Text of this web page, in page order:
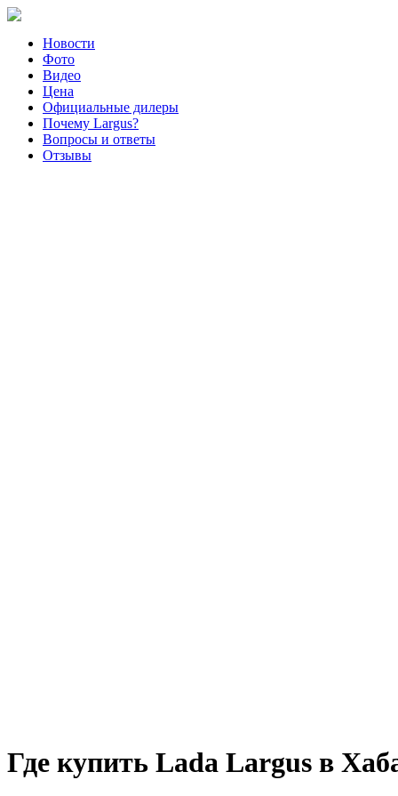
Новости
Фото
Видео
Цена
Официальные дилеры
Почему Largus?
Вопросы и ответы
Отзывы
Где купить Lada Largus в